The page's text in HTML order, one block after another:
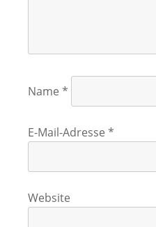
Name *
E-Mail-Adresse *
Website